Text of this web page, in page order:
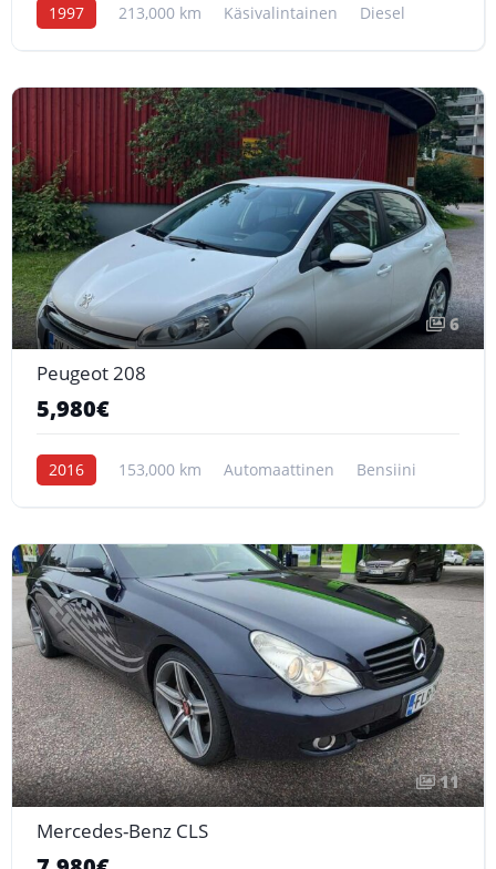
1997 213,000 km Käsivalintainen Diesel
6
Peugeot 208
5,980€
2016 153,000 km Automaattinen Bensiini
11
Mercedes-Benz CLS